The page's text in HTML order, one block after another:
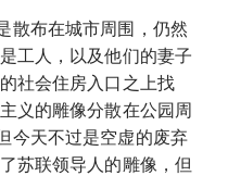
散布在城市周围，仍然
工人，以及他们的妻子
社会住房入口之上找
义的雕像分散在公园周
今天不过是空虚的废弃
苏联领导人的雕像，但